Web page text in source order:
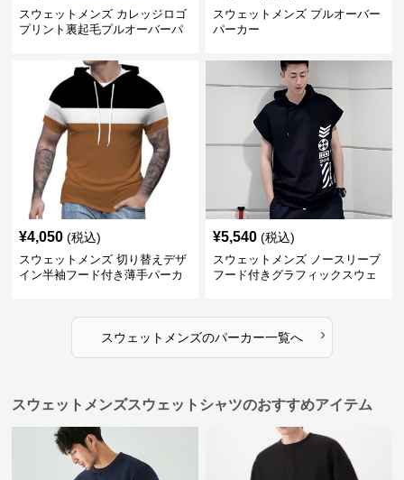
スウェットメンズ カレッジロゴ
プリント裏起毛プルオーバーパ
スウェットメンズ プルオーバー
パーカー
¥4,050 (税込)
スウェットメンズ 切り替えデザ
イン半袖フード付き薄手パーカ
¥5,540 (税込)
スウェットメンズ ノースリーブ
フード付きグラフィックスウェ
スウェットメンズのパーカー一覧へ ›
スウェットメンズスウェットシャツのおすすめアイテム